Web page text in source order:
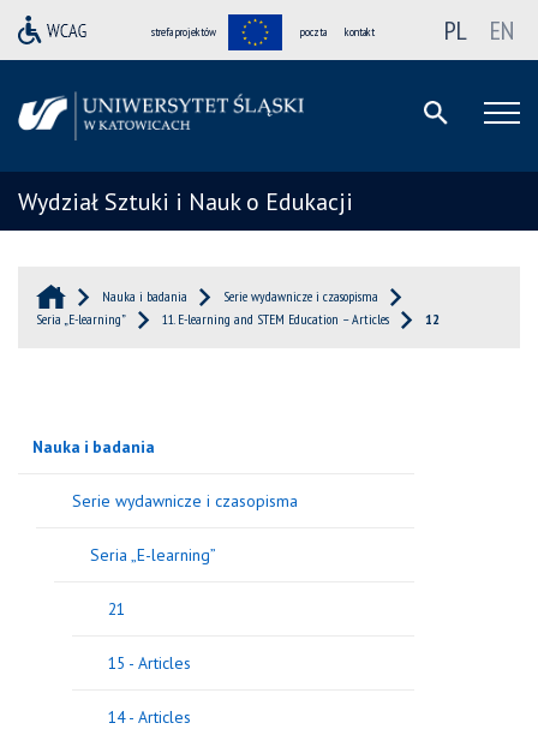
strefa projektów poczta kontakt PL EN
Wydział Sztuki i Nauk o Edukacji
Nauka i badania
Serie wydawnicze i czasopisma
Seria „E-learning”
11. E-learning and STEM Education – Articles 12
Nauka i badania
Serie wydawnicze i czasopisma
Seria „E-learning”
21
15 - Articles
14 - Articles